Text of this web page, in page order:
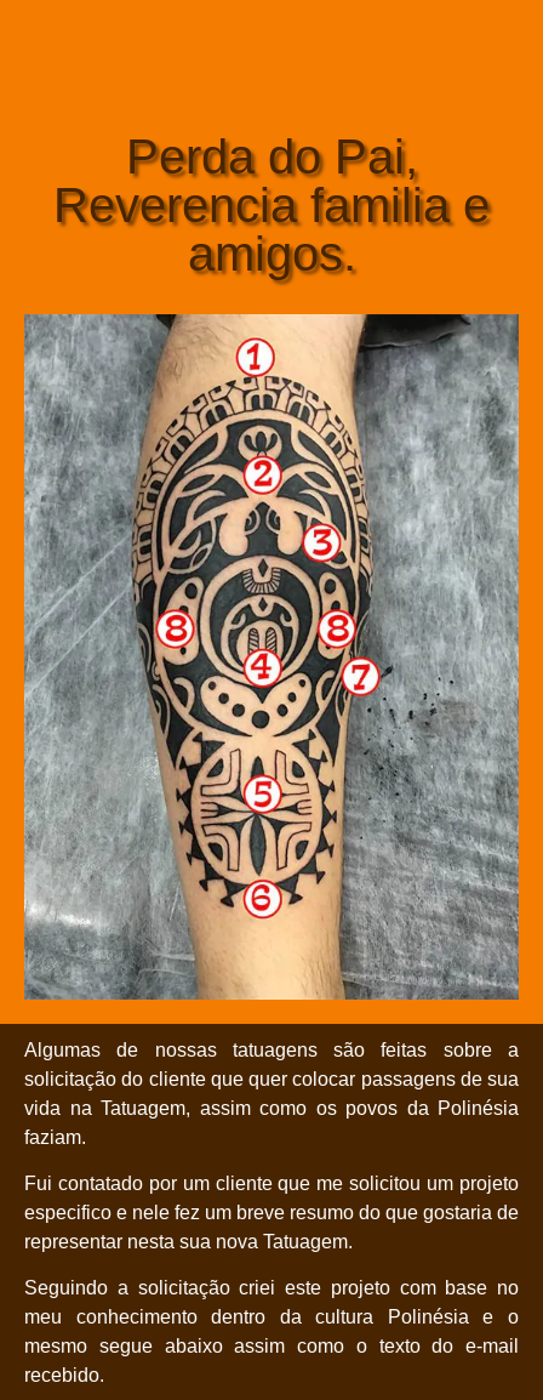
Perda do Pai,
Reverencia familia e
amigos.
Algumas de nossas tatuagens são feitas sobre a
solicitação do cliente que quer colocar passagens de sua
vida na Tatuagem, assim como os povos da Polinésia
faziam.
Fui contatado por um cliente que me solicitou um projeto
especifico e nele fez um breve resumo do que gostaria de
representar nesta sua nova Tatuagem.
Seguindo a solicitação criei este projeto com base no
meu conhecimento dentro da cultura Polinésia e o
mesmo segue abaixo assim como o texto do e-mail
recebido.